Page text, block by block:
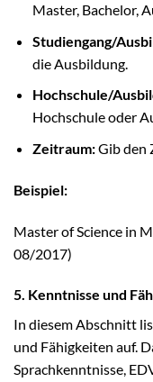
Master, Bachelor,
Studiengang/
die Ausbildung.
Hochschule/
Hochschule oder
Zeitraum:Gib den
Beispiel:
Master of Science in
08/2017)
5. Kenntnisse und
In diesem Abschnitt
und Fähigkeiten auf.
Sprachkenntnisse,